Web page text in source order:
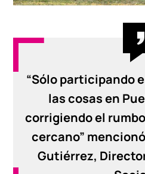
“Sólo participando
las cosas en
corrigiendo el
cercano”
Gutiérrez,